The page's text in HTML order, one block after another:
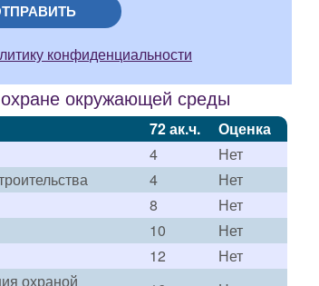
конфиденциальности
окружающей среды
72 ак.ч.
Оценка
4
Нет
4
Нет
8
Нет
10
Нет
12
Нет
охраной